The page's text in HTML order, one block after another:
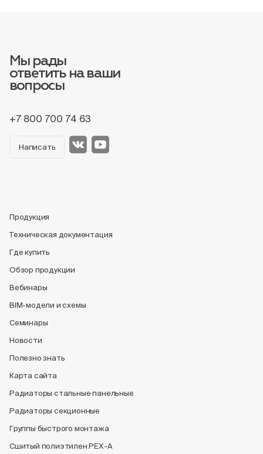
Мы рады
ответить на ваши
вопросы
+7 800 700 74 63
Написать
Продукция
Техническая документация
Где купить
Обзор продукции
Вебинары
BIM-модели и схемы
Семинары
Новости
Полезно знать
Карта сайта
Радиаторы стальные панельные
Радиаторы секционные
Группы быстрого монтажа
Сшитый полиэтилен PEX-A